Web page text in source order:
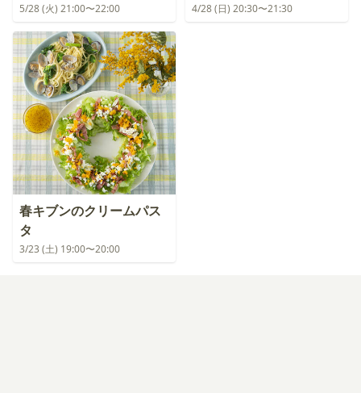
5/28 (火) 21:00〜22:00 4/28 (日) 20:30〜21:30
春キブンのクリームパス
タ
3/23 (土) 19:00〜20:00